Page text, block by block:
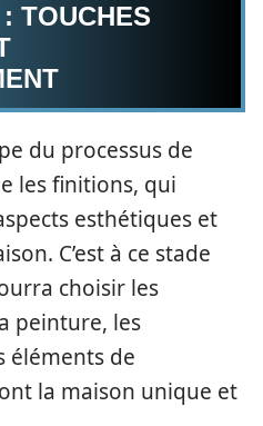
TOUCHES
du processus de
les finitions, qui
esthétiques et
C’est à ce stade
choisir les
peinture, les
éléments de
la maison unique et